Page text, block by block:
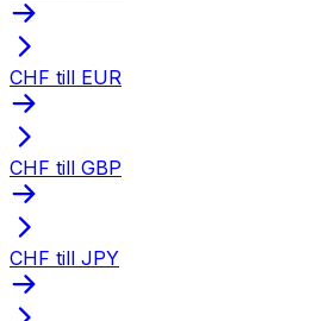
CHF till EUR
CHF till GBP
CHF till JPY